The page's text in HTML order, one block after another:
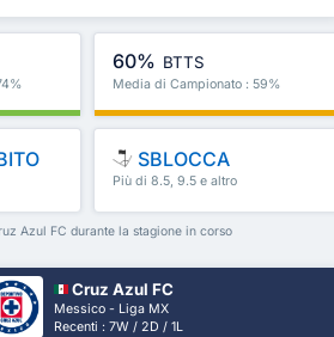
60% BTTS
Media di Campionato : 59%
SBLOCCA
Più di 8.5, 9.5 e altro
Azul FC durante la stagione in corso
Cruz Azul FC
Messico - Liga MX
Recenti : 7W / 2D / 1L